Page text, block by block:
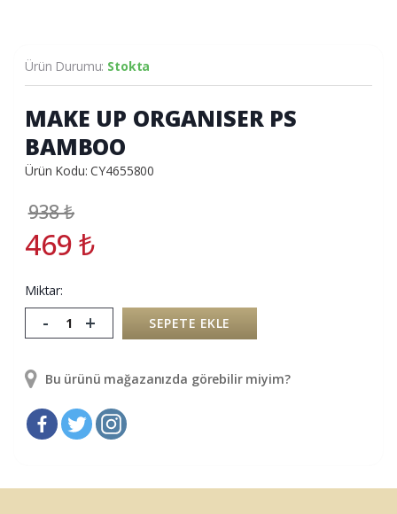
Ürün Durumu: Stokta
MAKE UP ORGANISER PS
BAMBOO
Ürün Kodu: CY4655800
938₺
469₺
Miktar:
- + SEPETE EKLE
Bu ürünü mağazanızda görebilir miyim?